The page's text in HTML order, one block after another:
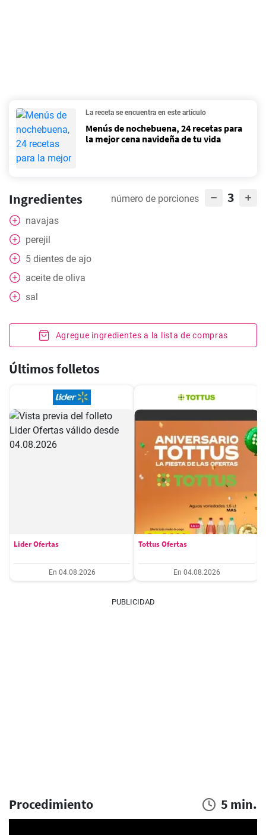
La receta se encuentra en este artículo
Menús de nochebuena, 24 recetas para
la mejor cena navideña de tu vida
Ingredientes número de porciones 3
navajas
perejil
5 dientes de ajo
aceite de oliva
sal
Agregue ingredientes a la lista de compras
Últimos folletos
Lider Ofertas
En 04.08.2026
Tottus Ofertas
En 04.08.2026
PUBLICIDAD
Procedimiento 5 min.